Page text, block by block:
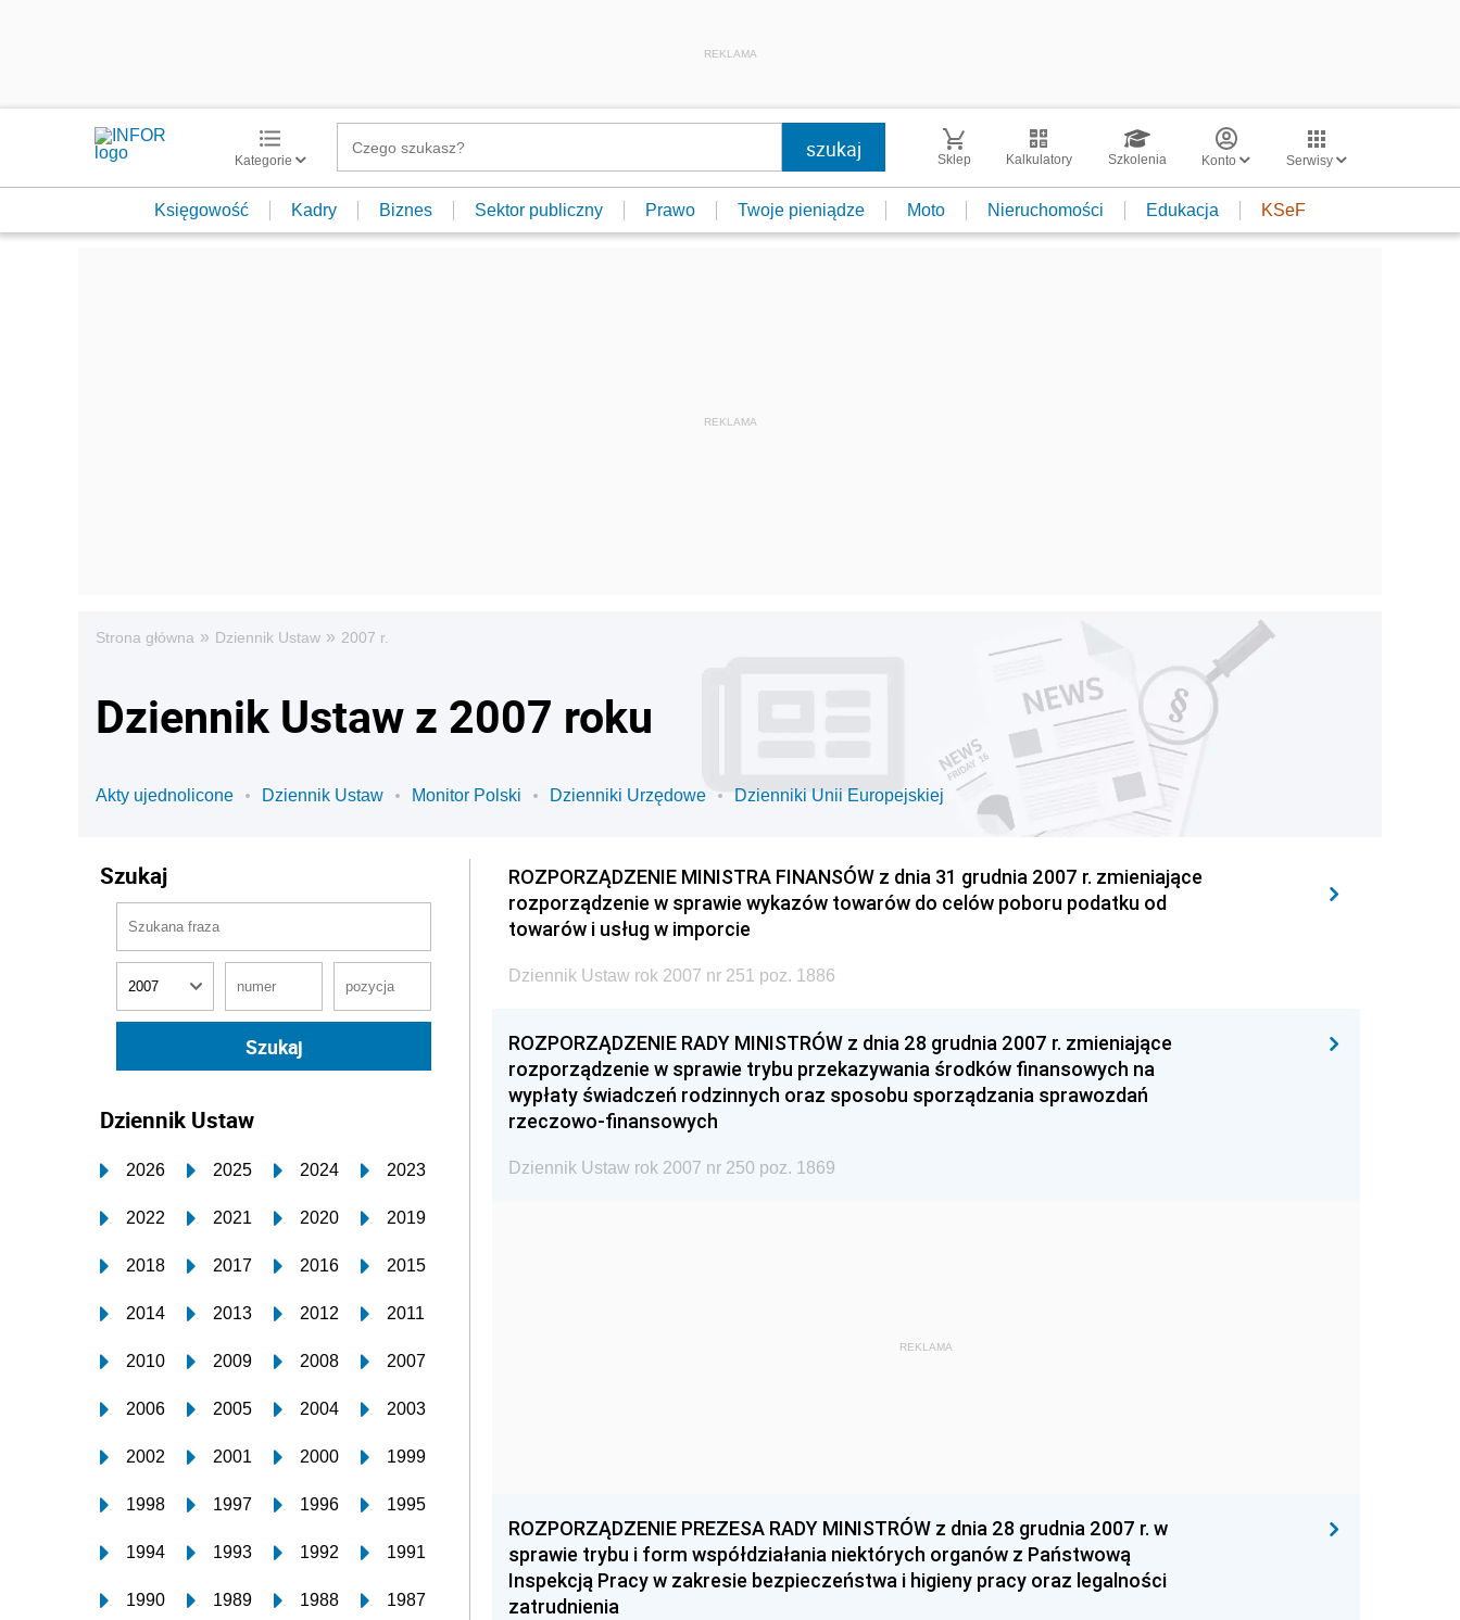
REKLAMA
Kategorie Sklep Kalkulatory Szkolenia Konto Serwisy
Księgowość Kadry Biznes Sektor publiczny Prawo Twoje pieniądze Moto Nieruchomości Edukacja KSeF
Strona główna » Dziennik Ustaw » 2007 r.
Dziennik Ustaw z 2007 roku
Akty ujednolicone Dziennik Ustaw Monitor Polski Dzienniki Urzędowe Dzienniki Unii Europejskiej
Szukaj
Dziennik Ustaw
2026 2025 2024 2023
2022 2021 2020 2019
2018 2017 2016 2015
2014 2013 2012 2011
2010 2009 2008 2007
2006 2005 2004 2003
2002 2001 2000 1999
1998 1997 1996 1995
1994 1993 1992 1991
1990 1989 1988 1987
ROZPORZĄDZENIE MINISTRA FINANSÓW z dnia 31 grudnia 2007 r. zmieniające
rozporządzenie w sprawie wykazów towarów do celów poboru podatku od
towarów i usług w imporcie
Dziennik Ustaw rok 2007 nr 251 poz. 1886
ROZPORZĄDZENIE RADY MINISTRÓW z dnia 28 grudnia 2007 r. zmieniające
rozporządzenie w sprawie trybu przekazywania środków finansowych na
wypłaty świadczeń rodzinnych oraz sposobu sporządzania sprawozdań
rzeczowo-finansowych
Dziennik Ustaw rok 2007 nr 250 poz. 1869
REKLAMA
ROZPORZĄDZENIE PREZESA RADY MINISTRÓW z dnia 28 grudnia 2007 r. w
sprawie trybu i form współdziałania niektórych organów z Państwową
Inspekcją Pracy w zakresie bezpieczeństwa i higieny pracy oraz legalności
zatrudnienia